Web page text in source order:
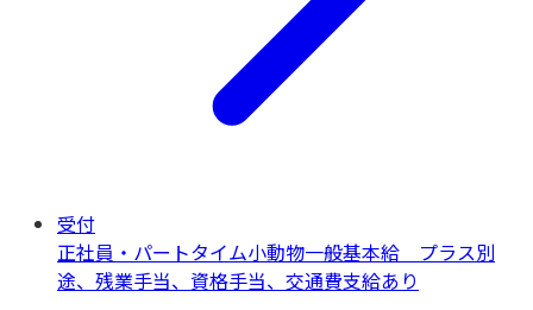
受付
正社員・パートタイム小動物一般基本給 プラス別
途、残業手当、資格手当、交通費支給あり